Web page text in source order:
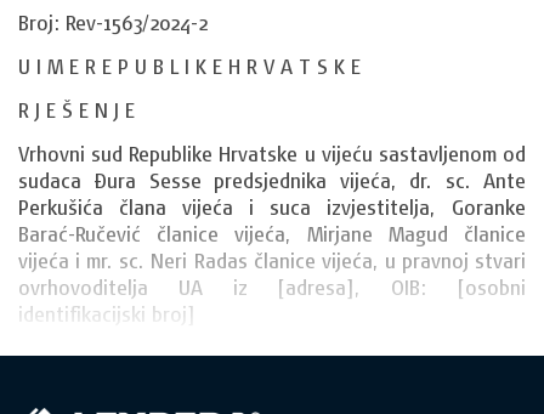
Broj: Rev-1563/2024-2
U I M E R E P U B L I K E H R V A T S K E
R J E Š E N J E
Vrhovni sud Republike Hrvatske u vijeću sastavljenom od
sudaca Đura Sesse predsjednika vijeća, dr. sc. Ante
Perkušića člana vijeća i suca izvjestitelja, Goranke
Barać-Ručević članice vijeća, Mirjane Magud članice
vijeća i mr. sc. Neri Radas članice vijeća, u pravnoj stvari
ovrhovoditelja UA iz [adresa], OIB: [osobni
identifikacijski broj]